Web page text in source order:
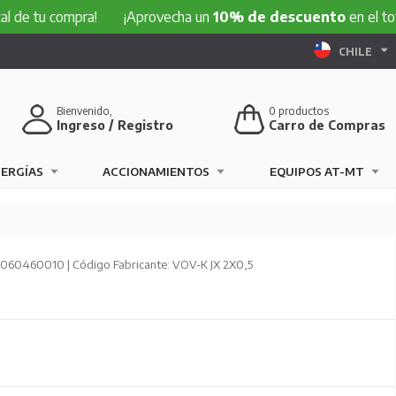
¡Aprovecha un10% de descuentoen el total de tu
CHILE
0 productos
Carro de Compras
Bienvenido,
Ingreso / Registro
ACCIONAMIENTOS EQUIPOS AT-MT
| Código Fabricante: VOV-K JX 2X0,5